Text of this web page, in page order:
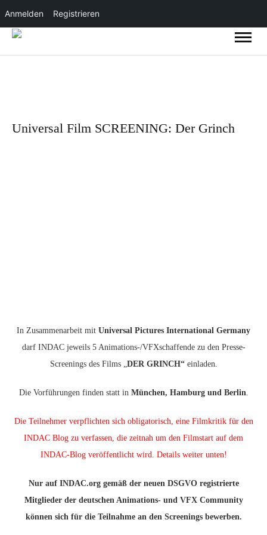
Anmelden Registrieren
Universal Film SCREENING: Der Grinch
In Zusammenarbeit mit Universal Pictures International Germany
darf INDAC jeweils 5 Animations-/VFXschaffende zu den Presse-
Screenings des Films „DER GRINCH“ einladen.
Die Vorführungen finden statt inMünchen, Hamburg und Berlin.
Die Teilnehmer verpflichten sich obligatorisch, eine Filmkritik für den
INDAC Blog zu verfassen, die zeitnah um den Filmstart auf dem
INDAC-Blog veröffentlicht wird. Details weiter unten!
Nur auf INDAC.org gemäß der neuen DSGVO registrierte
Mitglieder der deutschen Animations- und VFX Community
können sich für die Teilnahme an den Screenings bewerben.